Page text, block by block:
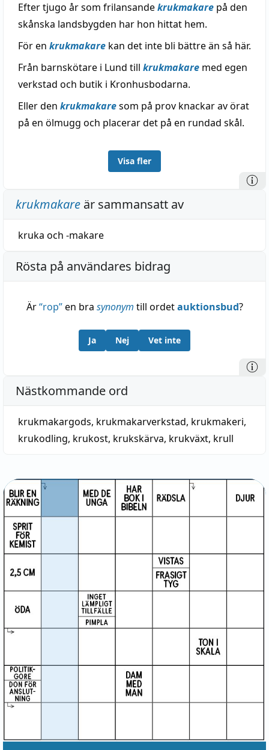
Efter tjugo år som frilansandekrukmakare på den
skånska landsbygden har hon hittat hem.
För en krukmakare kan det inte bli bättre än så här.
Från barnskötare i Lund till krukmakare med egen
verkstad och butik i Kronhusbodarna.
Eller den krukmakaresom på prov knackar av örat
på en ölmugg och placerar det på en rundad skål.
Visa fler
krukmakare är sammansatt av
kruka och -makare
Rösta på användares bidrag
Är“rop”en bra synonym till ordetauktionsbud?
Ja Nej Vet inte
Nästkommande ord
krukmakargods, krukmakarverkstad, krukmakeri,
krukodling, krukost, krukskärva, krukväxt, krull